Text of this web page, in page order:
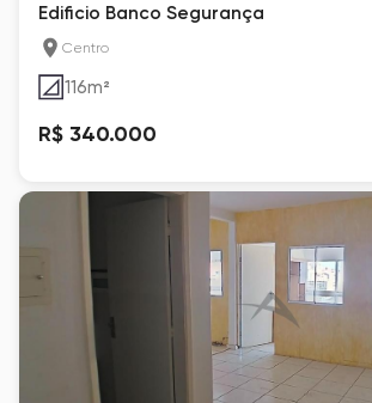
Edificio Banco Segurança
Centro
116m²
R$ 340.000